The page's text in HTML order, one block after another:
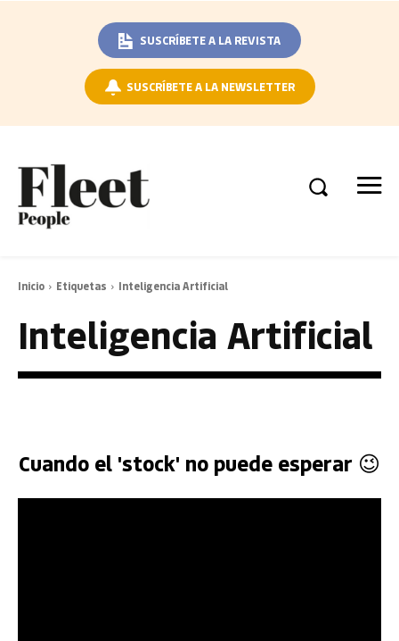
SUSCRÍBETE A LA REVISTA
SUSCRÍBETE A LA NEWSLETTER
Inicio Etiquetas Inteligencia Artificial
Inteligencia Artificial
Cuando el 'stock' no puede esperar 😉